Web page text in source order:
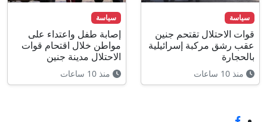
سياسة
قوات الاحتلال تقتحم جنين
عقب رشق مركبة إسرائيلية
بالحجارة
منذ 10 ساعات
سياسة
إصابة طفل واعتداء على
مواطن خلال اقتحام قوات
الاحتلال مدينة جنين
منذ 10 ساعات